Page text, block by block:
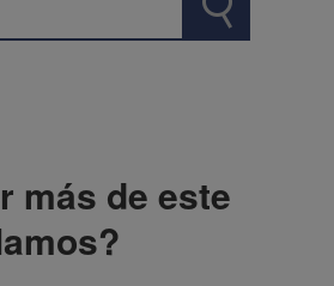
más de este